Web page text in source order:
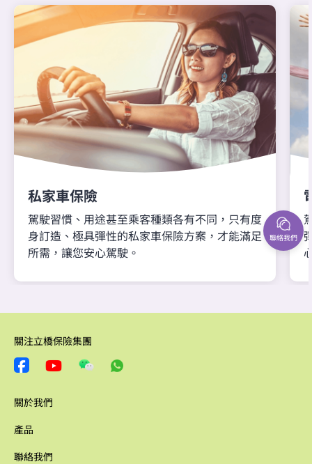
私家車保險
駕駛習慣、用途甚至乘客種類各有不同，只有度
身訂造、極具彈性的私家車保險方案，才能滿足
所需，讓您安心駕駛。
關注立橋保險集團
關於我們
產品
聯絡我們
聯絡我們